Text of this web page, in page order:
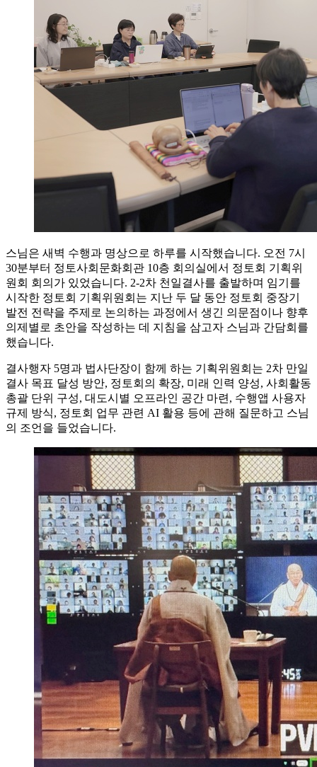
스님은 새벽 수행과 명상으로 하루를 시작했습니다. 오전 7시
30분부터 정토사회문화회관 10층 회의실에서 정토회 기획위
원회 회의가 있었습니다. 2-2차 천일결사를 출발하며 임기를
시작한 정토회 기획위원회는 지난 두 달 동안 정토회 중장기
발전 전략을 주제로 논의하는 과정에서 생긴 의문점이나 향후
의제별로 초안을 작성하는 데 지침을 삼고자 스님과 간담회를
했습니다.
결사행자 5명과 법사단장이 함께 하는 기획위원회는 2차 만일
결사 목표 달성 방안, 정토회의 확장, 미래 인력 양성, 사회활동
총괄 단위 구성, 대도시별 오프라인 공간 마련, 수행앱 사용자
규제 방식, 정토회 업무 관련 AI 활용 등에 관해 질문하고 스님
의 조언을 들었습니다.